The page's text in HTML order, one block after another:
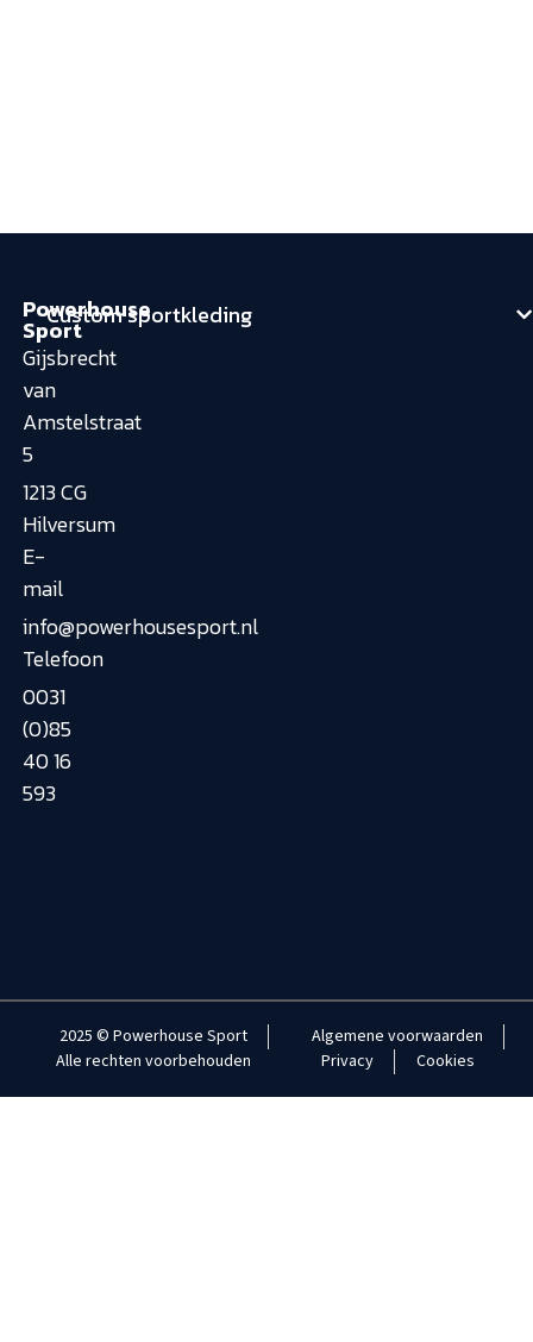
Powerhouse
Sport
Gijsbrecht
van
Amstelstraat
5
1213 CG
Hilversum
E-
mail
info@powerhousesport.nl
Telefoon
0031
(0)85
40 16
593
Custom sportkleding
2025 © Powerhouse Sport
Alle rechten voorbehouden
Algemene voorwaarden
Privacy
Cookies